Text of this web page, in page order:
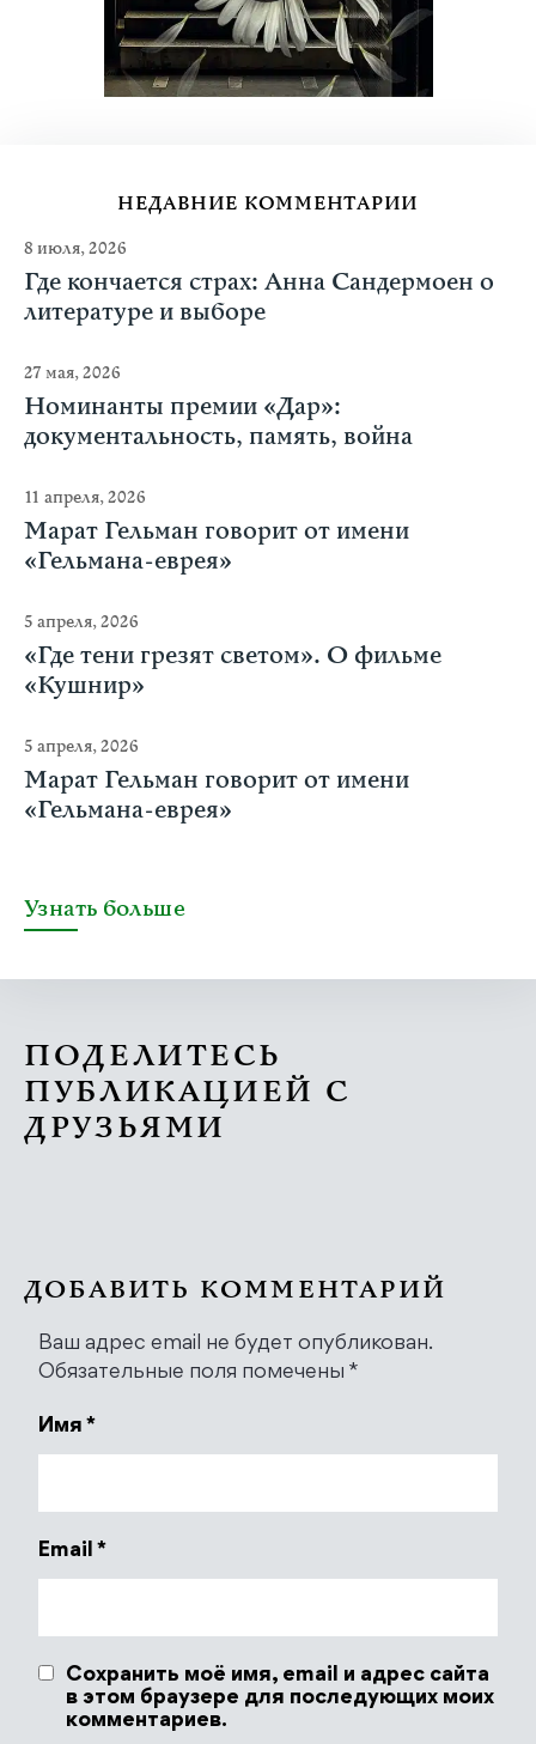
НЕДАВНИЕ КОММЕНТАРИИ
8 июля, 2026
Где кончается страх: Анна Сандермоен о
литературе и выборе
27 мая, 2026
Номинанты премии «Дар»:
документальность, память, война
11 апреля, 2026
Марат Гельман говорит от имени
«Гельмана-еврея»
5 апреля, 2026
«Где тени грезят светом». О фильме
«Кушнир»
5 апреля, 2026
Марат Гельман говорит от имени
«Гельмана-еврея»
Узнать больше
ПОДЕЛИТЕСЬ
ПУБЛИКАЦИЕЙ С
ДРУЗЬЯМИ
ДОБАВИТЬ КОММЕНТАРИЙ
Ваш адрес email не будет опубликован.
Обязательные поля помечены *
Имя *
Email *
Сохранить моё имя, email и адрес сайта
в этом браузере для последующих моих
комментариев.